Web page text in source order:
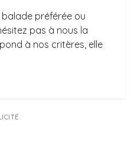
préférée ou
pas à nous la
à nos critères, elle